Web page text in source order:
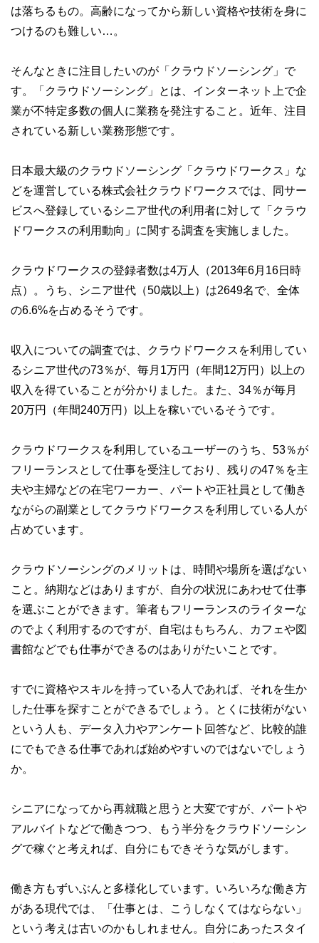
は落ちるもの。高齢になってから新しい資格や技術を身に
つけるのも難しい…。
そんなときに注目したいのが「クラウドソーシング」で
す。「クラウドソーシング」とは、インターネット上で企
業が不特定多数の個人に業務を発注すること。近年、注目
されている新しい業務形態です。
日本最大級のクラウドソーシング「クラウドワークス」な
どを運営している株式会社クラウドワークスでは、同サー
ビスへ登録しているシニア世代の利用者に対して「クラウ
ドワークスの利用動向」に関する調査を実施しました。
クラウドワークスの登録者数は4万人（2013年6月16日時
点）。うち、シニア世代（50歳以上）は2649名で、全体
の6.6%を占めるそうです。
収入についての調査では、クラウドワークスを利用してい
るシニア世代の73％が、毎月1万円（年間12万円）以上の
収入を得ていることが分かりました。また、34％が毎月
20万円（年間240万円）以上を稼いでいるそうです。
クラウドワークスを利用しているユーザーのうち、53％が
フリーランスとして仕事を受注しており、残りの47％を主
夫や主婦などの在宅ワーカー、パートや正社員として働き
ながらの副業としてクラウドワークスを利用している人が
占めています。
クラウドソーシングのメリットは、時間や場所を選ばない
こと。納期などはありますが、自分の状況にあわせて仕事
を選ぶことができます。筆者もフリーランスのライターな
のでよく利用するのですが、自宅はもちろん、カフェや図
書館などでも仕事ができるのはありがたいことです。
すでに資格やスキルを持っている人であれば、それを生か
した仕事を探すことができるでしょう。とくに技術がない
という人も、データ入力やアンケート回答など、比較的誰
にでもできる仕事であれば始めやすいのではないでしょう
か。
シニアになってから再就職と思うと大変ですが、パートや
アルバイトなどで働きつつ、もう半分をクラウドソーシン
グで稼ぐと考えれば、自分にもできそうな気がします。
働き方もずいぶんと多様化しています。いろいろな働き方
がある現代では、「仕事とは、こうしなくてはならない」
という考えは古いのかもしれません。自分にあったスタイ